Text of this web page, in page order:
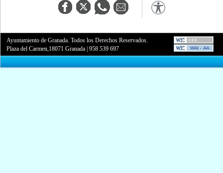
Ayuntamiento de Granada. Todos los Derechos Reservados.
Plaza del Carmen,18071 Granada |958 539 697